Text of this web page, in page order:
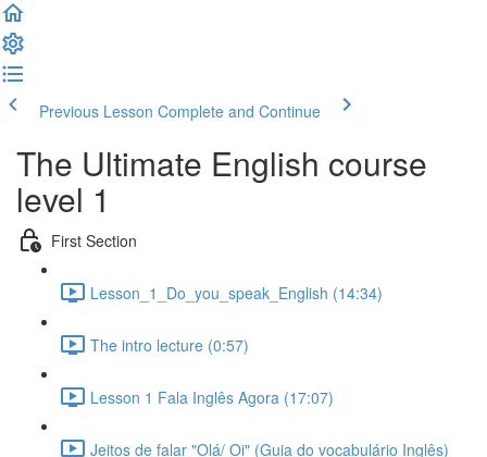
Previous Lesson Complete and Continue
The Ultimate English course
level 1
First Section
Lesson_1_Do_you_speak_English (14:34)
The intro lecture (0:57)
Lesson 1 Fala Inglês Agora (17:07)
Jeitos de falar "Olá/ Oi" (Guia do vocabulário Inglês)